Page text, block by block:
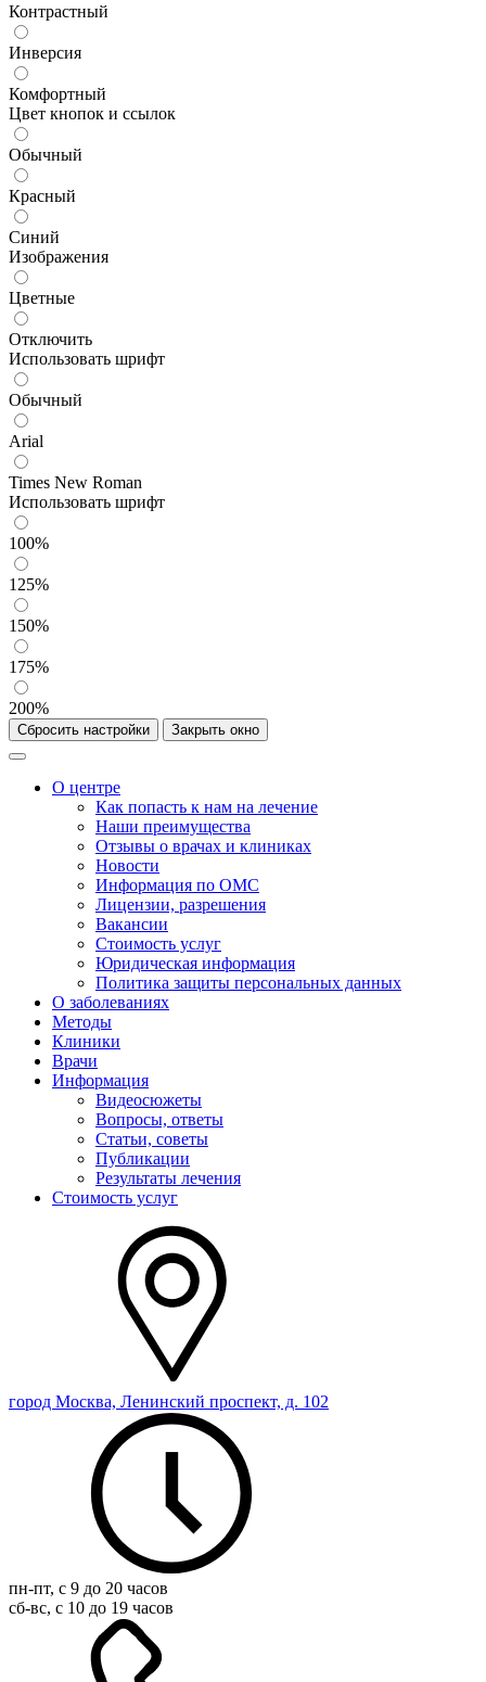
Контрастный
Инверсия
Комфортный
Цвет кнопок и ссылок
Обычный
Красный
Синий
Изображения
Цветные
Отключить
Использовать шрифт
Обычный
Arial
Times New Roman
Использовать шрифт
100%
125%
150%
175%
200%
Сбросить настройки Закрыть окно
О центре
Как попасть к нам на лечение
Наши преимущества
Отзывы о врачах и клиниках
Новости
Информация по ОМС
Лицензии, разрешения
Вакансии
Стоимость услуг
Юридическая информация
Политика защиты персональных данных
О заболеваниях
Методы
Клиники
Врачи
Информация
Видеосюжеты
Вопросы, ответы
Статьи, советы
Публикации
Результаты лечения
Стоимость услуг
город Москва, Ленинский проспект, д. 102
пн-пт, с 9 до 20 часов
сб-вс, с 10 до 19 часов